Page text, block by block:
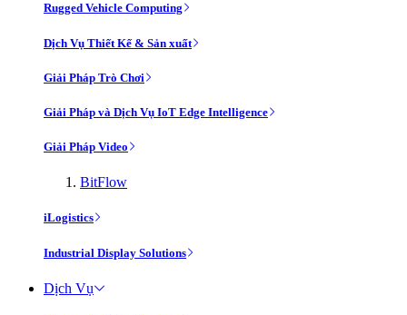
Rugged Vehicle Computing
Dịch Vụ Thiết Kế & Sản xuất
Giải Pháp Trò Chơi
Giải Pháp và Dịch Vụ IoT Edge Intelligence
Giải Pháp Video
BitFlow
iLogistics
Industrial Display Solutions
Dịch Vụ